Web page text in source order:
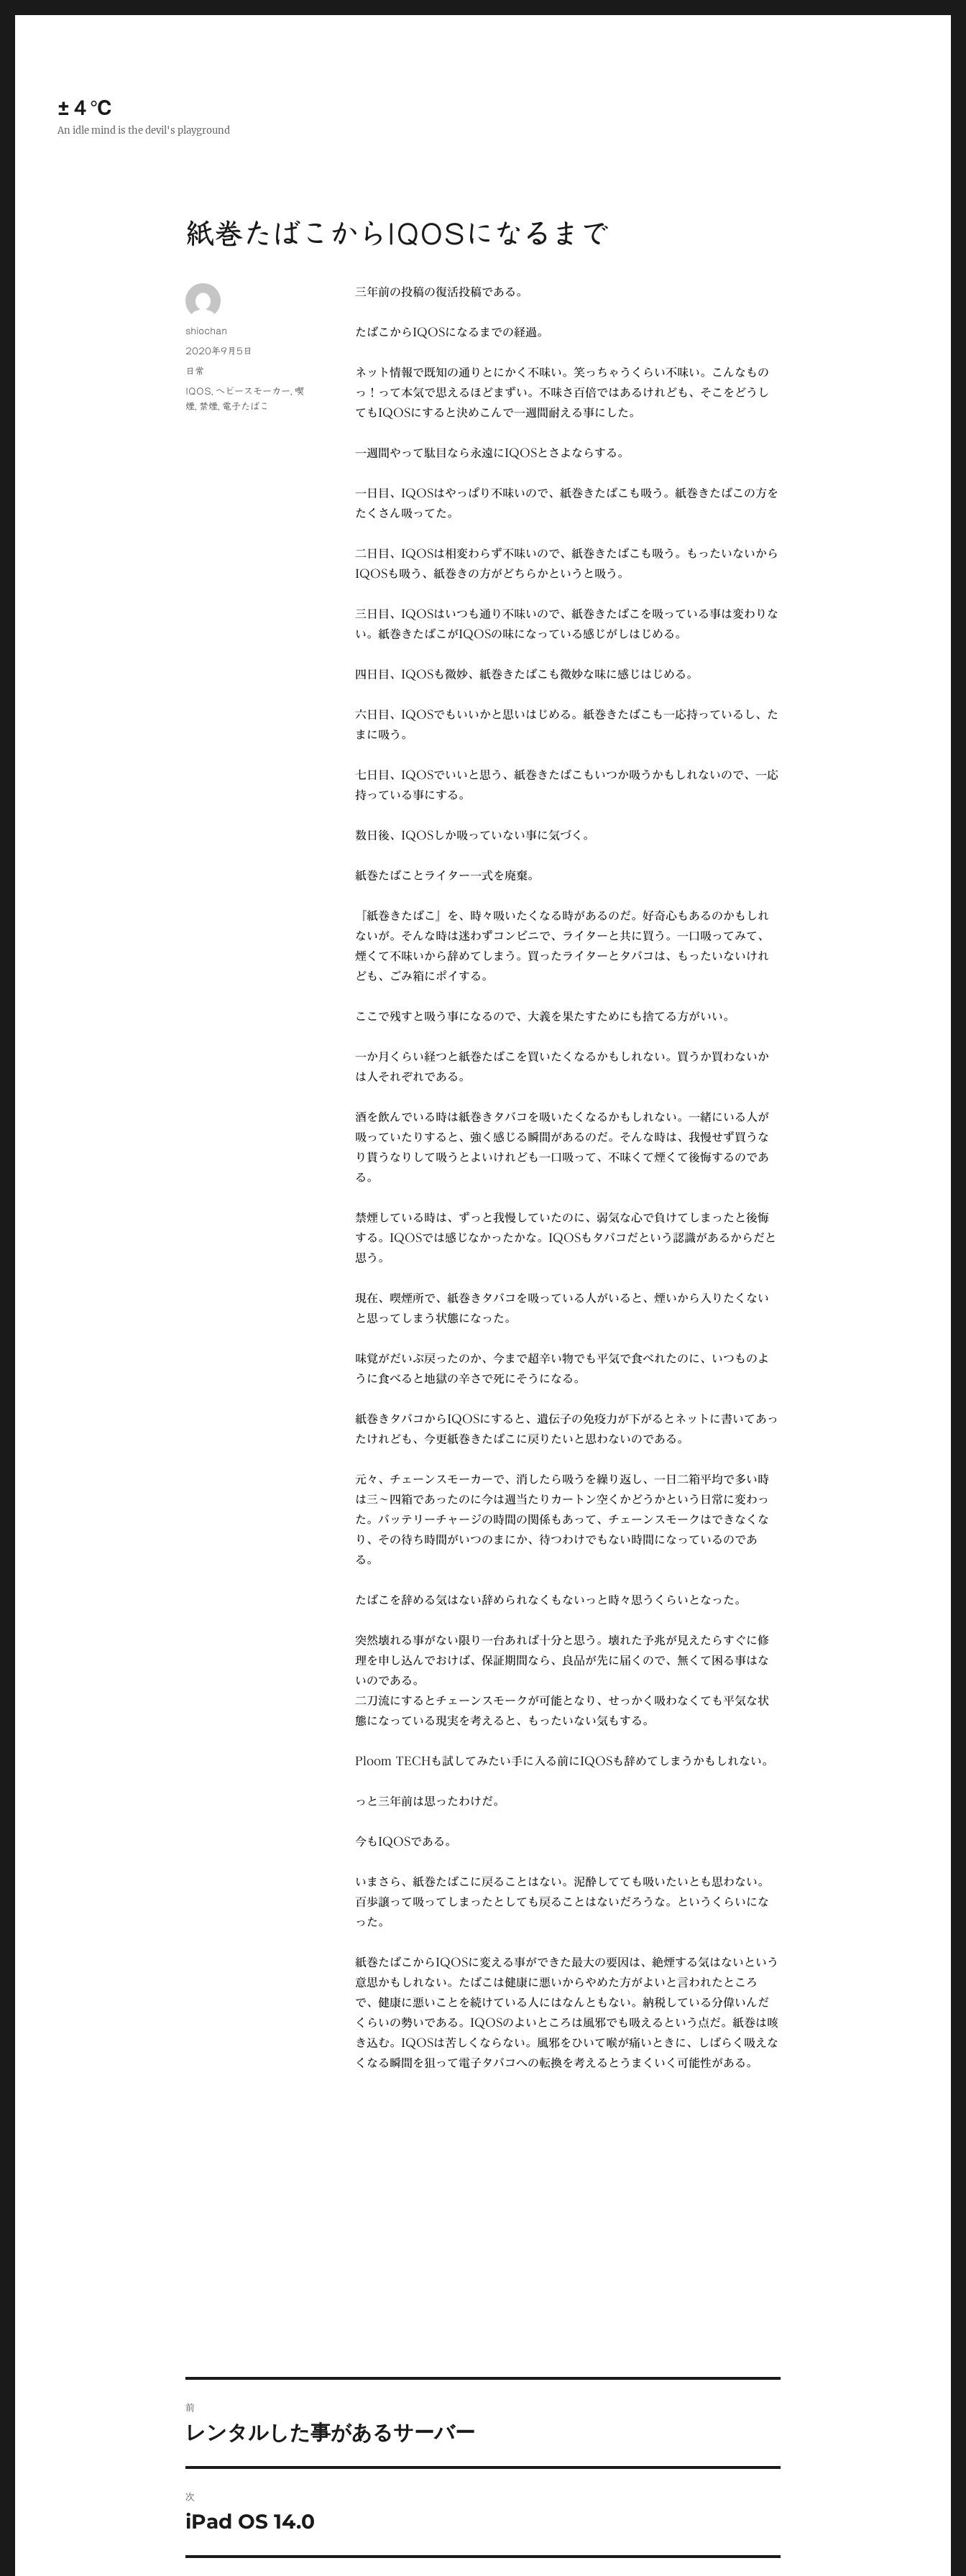
±４℃
An idle mind is the devil's playground
紙巻たばこからIQOSになるまで
三年前の投稿の復活投稿である。
たばこからIQOSになるまでの経過。
ネット情報で既知の通りとにかく不味い。笑っちゃうくらい不味い。こんなもの
っ！って本気で思えるほどまずい。不味さ百倍ではあるけれども、そこをどうし
てもIQOSにすると決めこんで一週間耐える事にした。
一週間やって駄目なら永遠にIQOSとさよならする。
一日目、IQOSはやっぱり不味いので、紙巻きたばこも吸う。紙巻きたばこの方を
たくさん吸ってた。
二日目、IQOSは相変わらず不味いので、紙巻きたばこも吸う。もったいないから
IQOSも吸う、紙巻きの方がどちらかというと吸う。
三日目、IQOSはいつも通り不味いので、紙巻きたばこを吸っている事は変わりな
い。紙巻きたばこがIQOSの味になっている感じがしはじめる。
四日目、IQOSも微妙、紙巻きたばこも微妙な味に感じはじめる。
六日目、IQOSでもいいかと思いはじめる。紙巻きたばこも一応持っているし、た
まに吸う。
七日目、IQOSでいいと思う、紙巻きたばこもいつか吸うかもしれないので、一応
持っている事にする。
数日後、IQOSしか吸っていない事に気づく。
紙巻たばことライター一式を廃棄。
『紙巻きたばこ』を、時々吸いたくなる時があるのだ。好奇心もあるのかもしれ
ないが。そんな時は迷わずコンビニで、ライターと共に買う。一口吸ってみて、
煙くて不味いから辞めてしまう。買ったライターとタバコは、もったいないけれ
ども、ごみ箱にポイする。
ここで残すと吸う事になるので、大義を果たすためにも捨てる方がいい。
一か月くらい経つと紙巻たばこを買いたくなるかもしれない。買うか買わないか
は人それぞれである。
酒を飲んでいる時は紙巻きタバコを吸いたくなるかもしれない。一緒にいる人が
吸っていたりすると、強く感じる瞬間があるのだ。そんな時は、我慢せず買うな
り貰うなりして吸うとよいけれども一口吸って、不味くて煙くて後悔するのであ
る。
禁煙している時は、ずっと我慢していたのに、弱気な心で負けてしまったと後悔
する。IQOSでは感じなかったかな。IQOSもタバコだという認識があるからだと
思う。
現在、喫煙所で、紙巻きタバコを吸っている人がいると、煙いから入りたくない
と思ってしまう状態になった。
味覚がだいぶ戻ったのか、今まで超辛い物でも平気で食べれたのに、いつものよ
うに食べると地獄の辛さで死にそうになる。
紙巻きタバコからIQOSにすると、遺伝子の免疫力が下がるとネットに書いてあっ
たけれども、今更紙巻きたばこに戻りたいと思わないのである。
元々、チェーンスモーカーで、消したら吸うを繰り返し、一日二箱平均で多い時
は三〜四箱であったのに今は週当たりカートン空くかどうかという日常に変わっ
た。バッテリーチャージの時間の関係もあって、チェーンスモークはできなくな
り、その待ち時間がいつのまにか、待つわけでもない時間になっているのであ
る。
たばこを辞める気はない辞められなくもないっと時々思うくらいとなった。
突然壊れる事がない限り一台あれば十分と思う。壊れた予兆が見えたらすぐに修
理を申し込んでおけば、保証期間なら、良品が先に届くので、無くて困る事はな
いのである。
二刀流にするとチェーンスモークが可能となり、せっかく吸わなくても平気な状
態になっている現実を考えると、もったいない気もする。
Ploom TECHも試してみたい手に入る前にIQOSも辞めてしまうかもしれない。
っと三年前は思ったわけだ。
今もIQOSである。
いまさら、紙巻たばこに戻ることはない。泥酔してても吸いたいとも思わない。
百歩譲って吸ってしまったとしても戻ることはないだろうな。というくらいにな
った。
紙巻たばこからIQOSに変える事ができた最大の要因は、絶煙する気はないという
意思かもしれない。たばこは健康に悪いからやめた方がよいと言われたところ
で、健康に悪いことを続けている人にはなんともない。納税している分偉いんだ
くらいの勢いである。IQOSのよいところは風邪でも吸えるという点だ。紙巻は咳
き込む。IQOSは苦しくならない。風邪をひいて喉が痛いときに、しばらく吸えな
くなる瞬間を狙って電子タバコへの転換を考えるとうまくいく可能性がある。
投
稿
shiochan
投
稿
2020年9月5日
カ
テ
ゴ
日常
タ
グ
IQOS, ヘビースモーカー, 喫
煙, 禁煙, 電子たばこ
稿
ゲ
前
前
投
稿:
レンタルした事があるサーバー
次
次
投
iPad OS 14.0